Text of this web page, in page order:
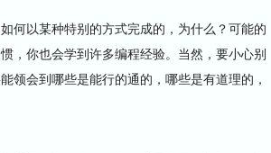
以某种特别的方式完成的，为什么？可能的
，你也会学到许多编程经验。当然，要小心别
领会到哪些是能行的通的，哪些是有道理的，